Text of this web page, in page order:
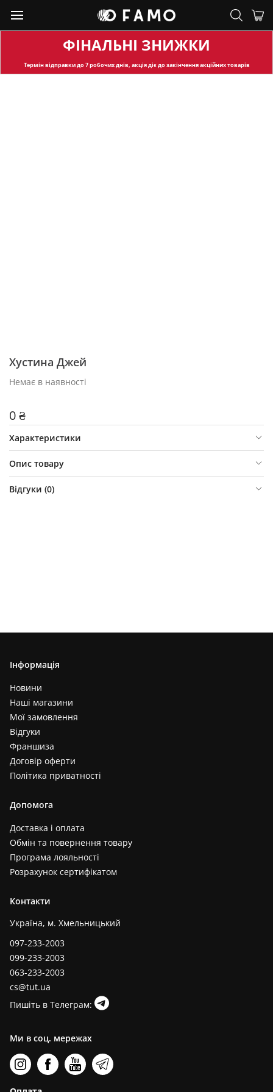
ФІНАЛЬНІ ЗНИЖКИ
Термін відправкидо 7 робочих днів, акція діє до закінчення акційних товарів
Хустина Джей
Немає в наявності
0 ₴
Характеристики
Опис товару
Відгуки (0)
Інформація
Новини
Наші магазини
Мої замовлення
Відгуки
Франшиза
Договір оферти
Політика приватності
Допомога
Доставка і оплата
Обмін та повернення товару
Програма лояльності
Розрахунок сертифікатом
Контакти
Україна, м. Хмельницький
097-233-2003
099-233-2003
063-233-2003
cs@tut.ua
Пишіть в Телеграм:
Ми в соц. мережах